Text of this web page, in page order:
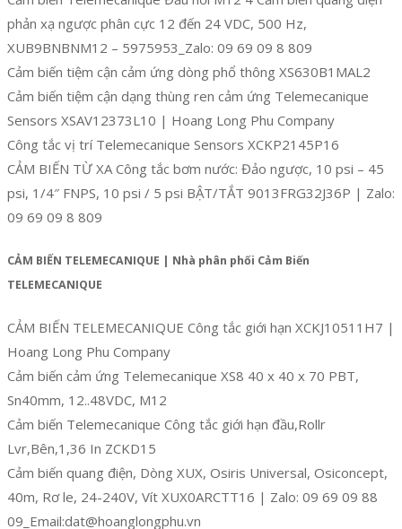
phản xạ ngược phân cực 12 đến 24 VDC, 500 Hz,
XUB9BNBNM12 – 5975953_Zalo: 09 69 09 8 809
Cảm biến tiệm cận cảm ứng dòng phổ thông XS630B1MAL2
Cảm biến tiệm cận dạng thùng ren cảm ứng Telemecanique
Sensors XSAV12373L10 | Hoang Long Phu Company
Công tắc vị trí Telemecanique Sensors XCKP2145P16
CẢM BIẾN TỪ XA Công tắc bơm nước: Đảo ngược, 10 psi – 45
psi, 1/4″ FNPS, 10 psi / 5 psi BẬT/TẮT 9013FRG32J36P | Zalo:
09 69 09 8 809
CẢM BIẾN TELEMECANIQUE | Nhà phân phối Cảm Biến
TELEMECANIQUE
CẢM BIẾN TELEMECANIQUE Công tắc giới hạn XCKJ10511H7 |
Hoang Long Phu Company
Cảm biến cảm ứng Telemecanique XS8 40 x 40 x 70 PBT,
Sn40mm, 12..48VDC, M12
Cảm biến Telemecanique Công tắc giới hạn đầu,Rollr
Lvr,Bên,1,36 In ZCKD15
Cảm biến quang điện, Dòng XUX, Osiris Universal, Osiconcept,
40m, Rơ le, 24-240V, Vít XUX0ARCTT16 | Zalo: 09 69 09 88
09_Email:dat@hoanglongphu.vn